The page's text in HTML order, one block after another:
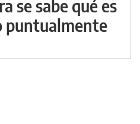
se sabe qué es
puntualmente